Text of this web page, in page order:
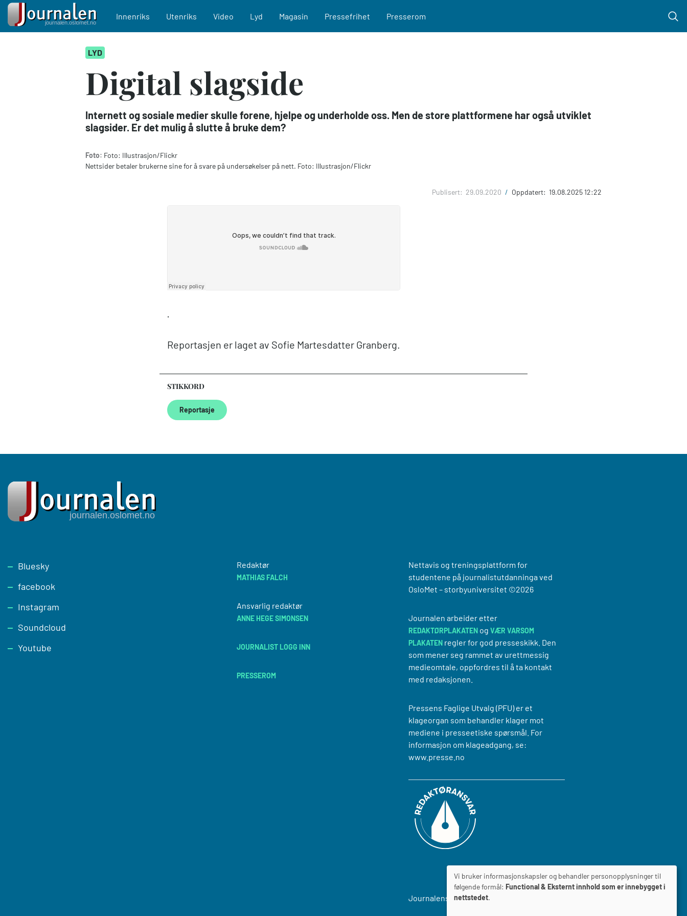
Main navigation
Innenriks Utenriks Video Lyd Magasin Pressefrihet Presserom
LYD
Digital slagside
Internett og sosiale medier skulle forene, hjelpe og underholde oss. Men de store plattformene har også utviklet
slagsider. Er det mulig å slutte å bruke dem?
Foto: Foto: Illustrasjon/Flickr
Nettsider betaler brukerne sine for å svare på undersøkelser på nett. Foto: Illustrasjon/Flickr
Publisert: 29.09.2020 / Oppdatert: 19.08.2025 12:22
·
Reportasjen er laget av Sofie Martesdatter Granberg.
STIKKORD
Reportasje
Footer
Bluesky
facebook
Instagram
Soundcloud
Youtube
Redaktør
MATHIAS FALCH
Ansvarlig redaktør
ANNE HEGE SIMONSEN
JOURNALIST LOGG INN
PRESSEROM
Nettavis og treningsplattform for
studentene på journalistutdanninga ved
OsloMet – storbyuniversitet ©2026
Journalen arbeider etter
REDAKTØRPLAKATENog VÆR VARSOM
PLAKATENregler for god presseskikk. Den
som mener seg rammet av urettmessig
medieomtale, oppfordres til å ta kontakt
med redaksjonen.
Pressens Faglige Utvalg (PFU) er et
klageorgan som behandler klager mot
mediene i presseetiske spørsmål. For
informasjon om klageadgang, se:
www.presse.no
Journalens TILGJENGELIGHETSERKLÆRING
Vi bruker informasjonskapsler og behandler personopplysninger til
følgende formål: Functional & Eksternt innhold som er innebygget i
nettstedet.